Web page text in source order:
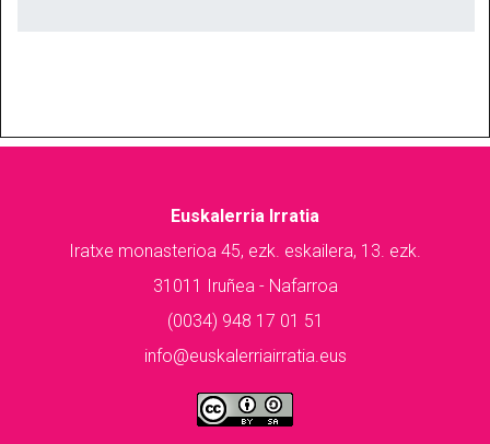
Euskalerria Irratia
Iratxe monasterioa 45, ezk. eskailera, 13. ezk.
31011 Iruñea - Nafarroa
(0034) 948 17 01 51
info@euskalerriairratia.eus